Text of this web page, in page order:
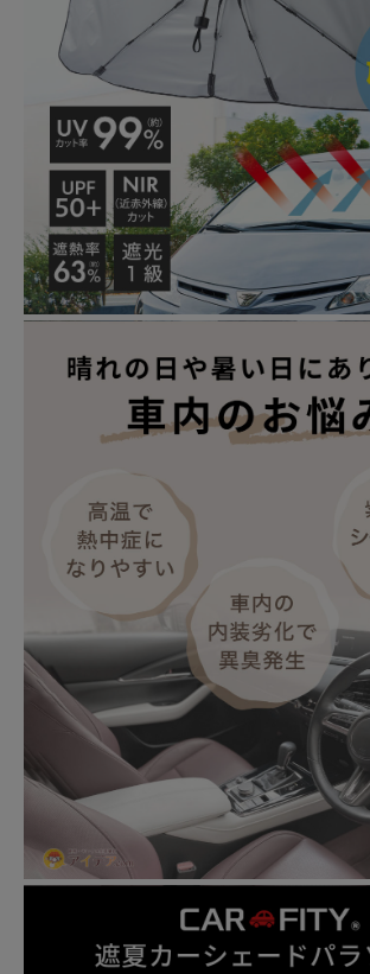
生活雑貨
ビューティー
ボディメイクグッズ
ファッション
アウトドア・トラベル
インテリア
お悩み解決コラム
ご利用ガイド
プライバシーポリシー
特定商取引法について
会社概要
お問い合わせ